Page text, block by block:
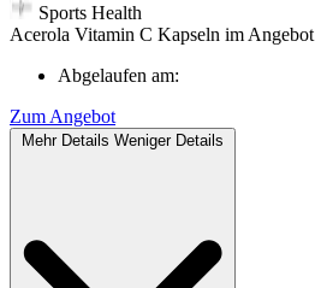
Sports Health
Acerola Vitamin C Kapseln im Angebot
Abgelaufen am:
Zum Angebot
Mehr Details Weniger Details